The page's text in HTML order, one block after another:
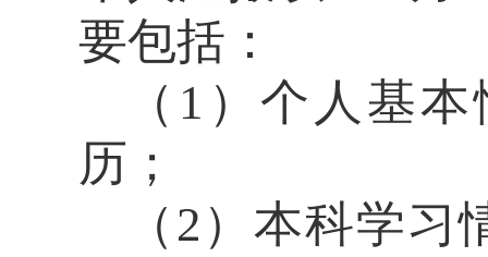
要包括：
（ 1 ）个人基
历；
（ 2 ）本科学习